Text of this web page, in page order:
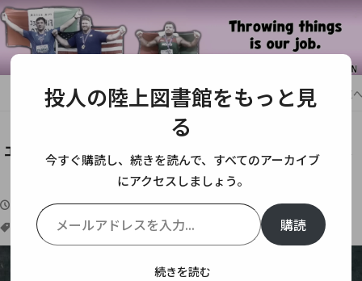
HOME 短距離 エリヨン・ナイトンはコーチとの出会いで陸上の
エリヨン・ナイトンはコーチとの出会いで陸上の道へ
2022-02-26 2022-05-02 短距離,選手名鑑
100m, 200m,erriyon knighton 0件
投人の陸上図書館をもっと見
る
今すぐ購読し、続きを読んで、すべてのアーカイブ
にアクセスしましょう。
メールアドレスを入力...
購読
続きを読む